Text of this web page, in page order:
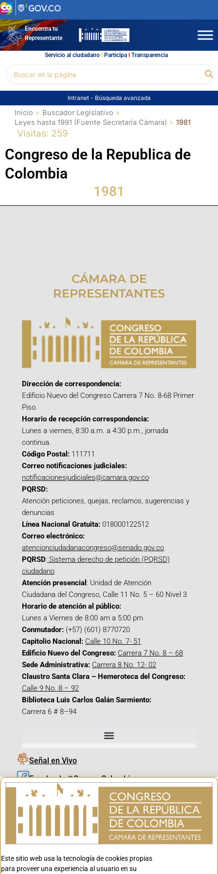
Ir
al
contenidoEncuentra tu
Representante
Servicio al ciudadano l Participal Transparencia
por:
Intranet - Búsqueda avanzada
Inicio
Buscador Legislativo
Leyes hasta 1991 (Fuente Secretaría Cámara)
1981
Visitas: 259
Congreso de la Republica de
Colombia
1981
CÁMARA DE
REPRESENTANTES
Dirección de correspondencia:
Edificio Nuevo del Congreso Carrera 7 No. 8-68 Primer
Piso.
Horario de recepción correspondencia:
Lunes a viernes, 8:30 a.m. a 4:30 p.m., jornada
continua.
Código Postal: 111711
Correo notificaciones judiciales:
notificacionesjudiciales@camara.gov.co
PQRSD:
Atención peticiones, quejas, reclamos, sugerencias y
denuncias
Línea Nacional Gratuita: 018000122512
Correo electrónico:
atencionciudadanacongreso@senado.gov.co
PQRSD: Sistema derecho de petición (PQRSD)
ciudadano
Atención presencial : Unidad de Atención
Ciudadana del Congreso, Calle 11 No. 5 – 60 Nivel 3
Horario de atención al público:
Lunes a Viernes de 8:00 am a 5:00 pm
Conmutador: (+57) (601) 8770720
Capitolio Nacional: Calle 10 No. 7- 51
Edificio Nuevo del Congreso: Carrera 7 No. 8 – 68
Sede Administrativa: Carrera 8 No. 12- 02
Claustro Santa Clara – Hemeroteca del Congreso:
Calle 9 No. 8 – 92
Biblioteca Luis Carlos Galán Sarmiento:
Carrera 6 # 8–94
Señal en Vivo
Facebook_@CamaraColombia
Instagram_@CamaraColombia
X_@CamaraColombia
Youtube_@CamaraColombia
Youtube_@CanalCongreso
Este sitio web usa la tecnología de cookies propias
para proveer una experiencia al usuario en su